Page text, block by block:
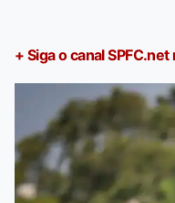
+ Siga o canal